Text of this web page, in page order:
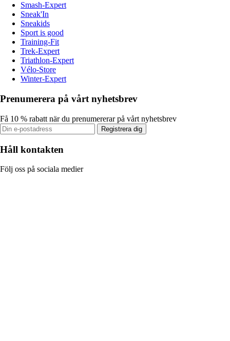
Smash-Expert
Sneak'In
Sneakids
Sport is good
Training-Fit
Trek-Expert
Triathlon-Expert
Vélo-Store
Winter-Expert
Prenumerera på vårt nyhetsbrev
Få 10 % rabatt när du prenumererar på vårt nyhetsbrev
Registrera dig
Håll kontakten
Följ oss på sociala medier